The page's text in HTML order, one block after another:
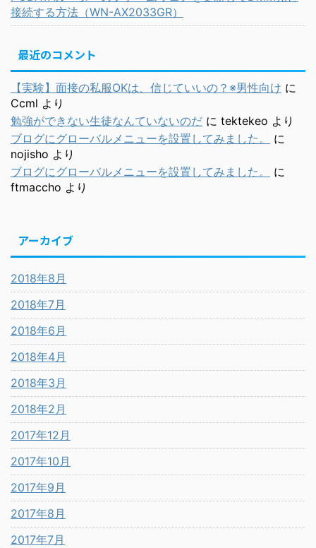
接続する方法（WN-AX2033GR）
最近のコメント
【実験】面接の私服OKは、信じていいの？※男性向け に
Ccml より
勉強ができない生徒なんていないのだ に tektekeo より
ブログにグローバルメニューを設置してみました。
に
nojisho より
ブログにグローバルメニューを設置してみました。
に
ftmaccho より
アーカイブ
2018年8月
2018年7月
2018年6月
2018年4月
2018年3月
2018年2月
2017年12月
2017年10月
2017年9月
2017年8月
2017年7月